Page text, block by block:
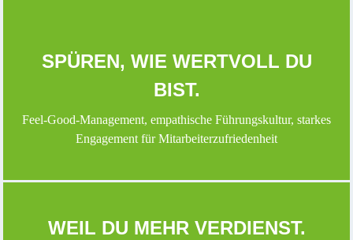
SPÜREN, WIE WERTVOLL DU
BIST.
Feel-Good-Management, empathische Führungskultur, starkes
Engagement für Mitarbeiterzufriedenheit
WEIL DU MEHR VERDIENST.